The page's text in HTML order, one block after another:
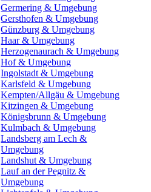
Germering & Umgebung
Gersthofen & Umgebung
Günzburg & Umgebung
Haar & Umgebung
Herzogenaurach & Umgebung
Hof & Umgebung
Ingolstadt & Umgebung
Karlsfeld & Umgebung
Kempten/Allgäu & Umgebung
Kitzingen & Umgebung
Königsbrunn & Umgebung
Kulmbach & Umgebung
Landsberg am Lech &
Umgebung
Landshut & Umgebung
Lauf an der Pegnitz &
Umgebung